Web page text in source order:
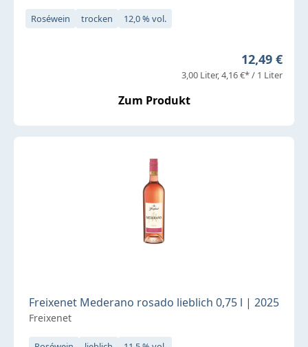
Roséwein trocken 12,0 % vol.
Regulärer
12,49 €
3,00 Liter 4,16 €* / 1 Liter
Zum Produkt
Freixenet Mederano rosado lieblich 0,75 l | 2025
Freixenet